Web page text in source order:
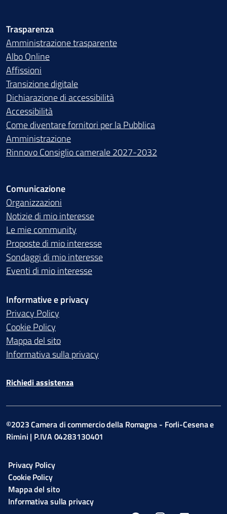
Trasparenza
Amministrazione trasparente
Albo Online
Affissioni
Transizione digitale
Dichiarazione di accessibilità
Accessibilità
Come diventare fornitori per la Pubblica
Amministrazione
Rinnovo Consiglio camerale 2027-2032
Comunicazione
Organizzazioni
Notizie di mio interesse
Le mie community
Proposte di mio interesse
Sondaggi di mio interesse
Eventi di mio interesse
Informative e privacy
Privacy Policy
Cookie Policy
Mappa del sito
Informativa sulla privacy
Richiedi assistenza
©2023 Camera di commercio della Romagna - Forli-Cesena e
Rimini | P.IVA 04283130401
Privacy Policy
Cookie Policy
Mappa del sito
Informativa sulla privacy